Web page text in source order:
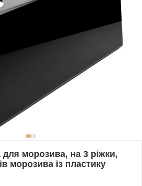
для морозива, на 3 ріжки,
морозива із пластику